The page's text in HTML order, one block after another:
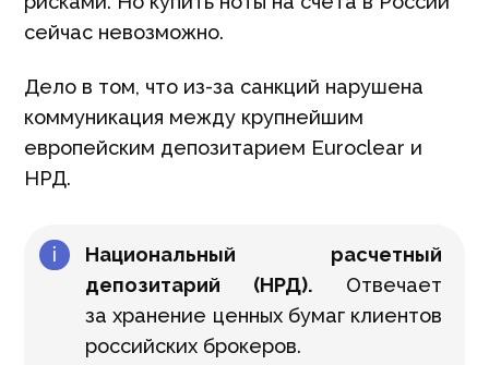
сейчас невозможно.
Дело в том, что из-за санкций нарушена
коммуникация между крупнейшим
европейским депозитарием Euroclear и
НРД.
i
Национальный расчетный
депозитарий (НРД). Отвечает
за хранение ценных бумаг клиентов
российских брокеров.